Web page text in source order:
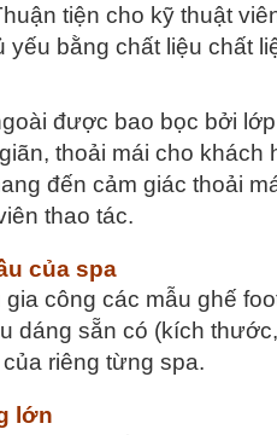
tiện cho kỹ thuật
bằng chất liệu chất
được bao bọc bởi
thoải mái cho khách
đến cảm giác thoải
thao tác.
của spa
công các mẫu ghế
dáng sẵn có (kích
riêng từng spa.
lớn